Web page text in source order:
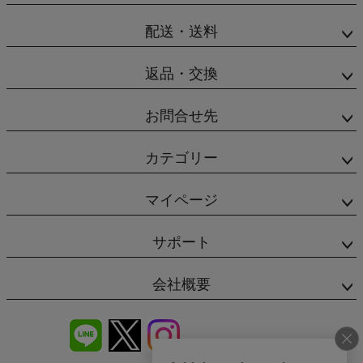
配送・送料
返品・交換
お問合せ先
カテゴリー
マイページ
サポート
会社概要